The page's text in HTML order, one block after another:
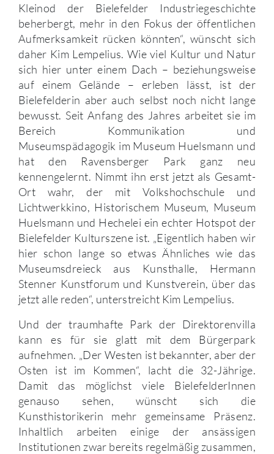
Kleinod der Bielefelder Industriegeschichte
beherbergt, mehr in den Fokus der öffentlichen
Aufmerksamkeit rücken könnten“, wünscht sich
daher Kim Lempelius. Wie viel Kultur und Natur
sich hier unter einem Dach – beziehungsweise
auf einem Gelände – erleben lässt, ist der
Bielefelderin aber auch selbst noch nicht lange
bewusst. Seit Anfang des Jahres arbeitet sie im
Bereich Kommunikation und
Museumspädagogik im Museum Huelsmann und
hat den Ravensberger Park ganz neu
kennengelernt. Nimmt ihn erst jetzt als Gesamt-
Ort wahr, der mit Volkshochschule und
Lichtwerkkino, Historischem Museum, Museum
Huelsmann und Hechelei ein echter Hotspot der
Bielefelder Kulturszene ist. „Eigentlich haben wir
hier schon lange so etwas Ähnliches wie das
Museumsdreieck aus Kunsthalle, Hermann
Stenner Kunstforum und Kunstverein, über das
jetzt alle reden“, unterstreicht Kim Lempelius.
Und der traumhafte Park der Direktorenvilla
kann es für sie glatt mit dem Bürgerpark
aufnehmen. „Der Westen ist bekannter, aber der
Osten ist im Kommen“, lacht die 32-Jährige.
Damit das möglichst viele BielefelderInnen
genauso sehen, wünscht sich die
Kunsthistorikerin mehr gemeinsame Präsenz.
Inhaltlich arbeiten einige der ansässigen
Institutionen zwar bereits regelmäßig zusammen,